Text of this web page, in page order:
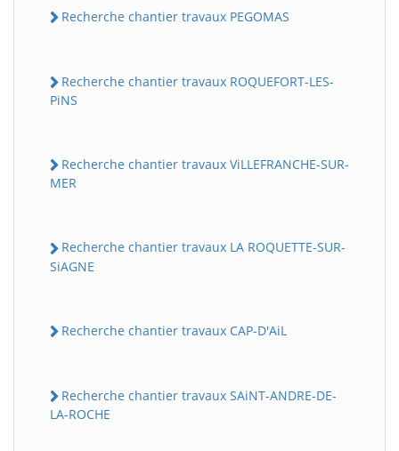
Recherche chantier travaux PEGOMAS
Recherche chantier travaux ROQUEFORT-LES-
PiNS
Recherche chantier travaux ViLLEFRANCHE-SUR-
MER
Recherche chantier travaux LA ROQUETTE-SUR-
SiAGNE
Recherche chantier travaux CAP-D'AiL
Recherche chantier travaux SAiNT-ANDRE-DE-
LA-ROCHE